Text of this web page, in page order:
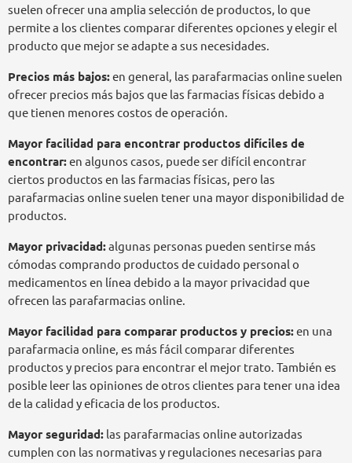
suelen ofrecer una amplia selección de productos, lo que
permite a los clientes comparar diferentes opciones y elegir el
producto que mejor se adapte a sus necesidades.
Precios más bajos:en general, las parafarmacias online suelen
ofrecer precios más bajos que las farmacias físicas debido a
que tienen menores costos de operación.
Mayor facilidad para encontrar productos difíciles de
encontrar:en algunos casos, puede ser difícil encontrar
ciertos productos en las farmacias físicas, pero las
parafarmacias online suelen tener una mayor disponibilidad de
productos.
Mayor privacidad:algunas personas pueden sentirse más
cómodas comprando productos de cuidado personal o
medicamentos en línea debido a la mayor privacidad que
ofrecen las parafarmacias online.
Mayor facilidad para comparar productos y precios:en una
parafarmacia online, es más fácil comparar diferentes
productos y precios para encontrar el mejor trato. También es
posible leer las opiniones de otros clientes para tener una idea
de la calidad y eficacia de los productos.
Mayor seguridad: las parafarmacias online autorizadas
cumplen con las normativas y regulaciones necesarias para